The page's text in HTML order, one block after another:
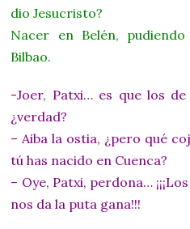
dio Jesucristo?
Nacer en Belén,
Bilbao.
-Joer, Patxi… es que los
¿verdad?
– Aiba la ostia, ¿pero qué
tú has nacido en Cuenca?
– Oye, Patxi, perdona…
nos da la puta gana!!!